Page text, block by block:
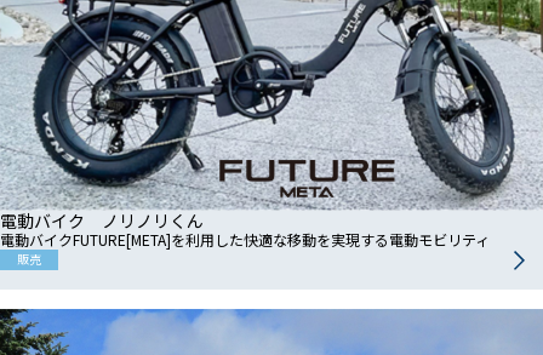
電動バイク ノリノリくん
電動バイクFUTURE[META]を利用した快適な移動を実現する電動モビリティ
販売